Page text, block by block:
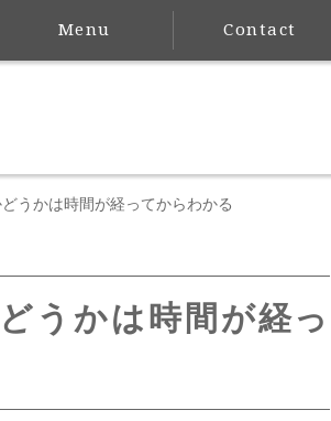
Menu Contact
うかは時間が経ってからわかる
うかは時間が経っ